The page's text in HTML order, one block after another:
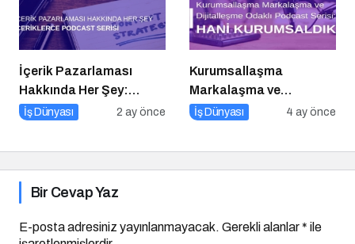
İçerik Pazarlaması
Hakkında Her Şey:
İçeriklerce Podcast
İş Dünyası 2 ay önce
Kurumsallaşma
Markalaşma ve
Dijitalleşme Odaklı
İş Dünyası 4 ay önce
Bir Cevap Yaz
E-posta adresiniz yayınlanmayacak. Gerekli alanlar* ile